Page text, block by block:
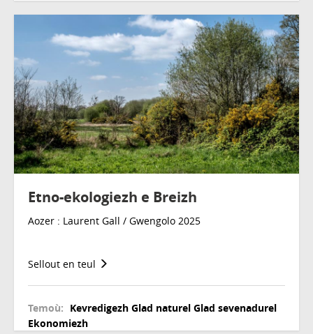
Etno-ekologiezh e Breizh
Aozer : Laurent Gall / Gwengolo 2025
Sellout en teul
Temoù: Kevredigezh Glad naturel Glad sevenadurel
Ekonomiezh